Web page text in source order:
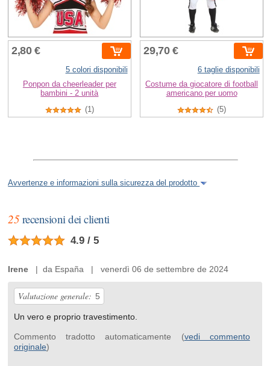
2,80 €
5 colori disponibili
Ponpon da cheerleader per
bambini - 2 unità
(1)
29,70 €
6 taglie disponibili
Costume da giocatore di football
americano per uomo
(5)
Avvertenze e informazioni sulla sicurezza del prodotto
25recensioni dei clienti
4.9 / 5
Irene | da España | venerdì 06 de settembre de 2024
Valutazione generale: 5
Un vero e proprio travestimento.
Commento tradotto automaticamente (vedi commento
originale)